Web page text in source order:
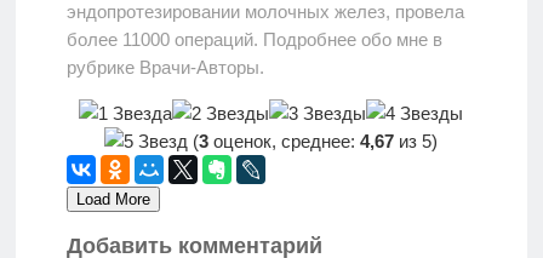
эндопротезировании молочных желез, провела
более 11000 операций. Подробнее обо мне в
рубрике Врачи-Авторы.
(3 оценок, среднее:4,67 из 5)
Load More
Добавить комментарий